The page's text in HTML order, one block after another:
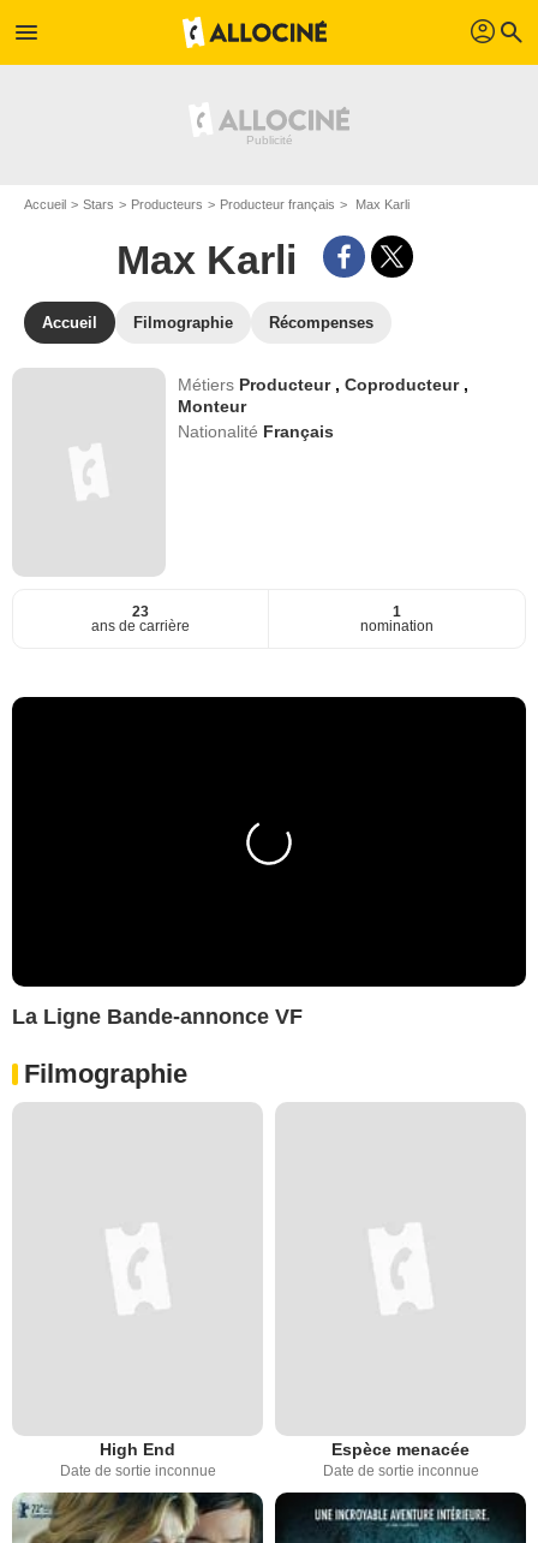
menu profil search
Accueil Stars Producteurs Producteur français Max Karli
Max Karli
Accueil Filmographie Récompenses
Métiers Producteur ,Coproducteur ,
Monteur
Nationalité Français
23
ans de carrière
1
nomination
La Ligne Bande-annonce VF
Filmographie
High End
Date de sortie inconnue
Espèce menacée
Date de sortie inconnue